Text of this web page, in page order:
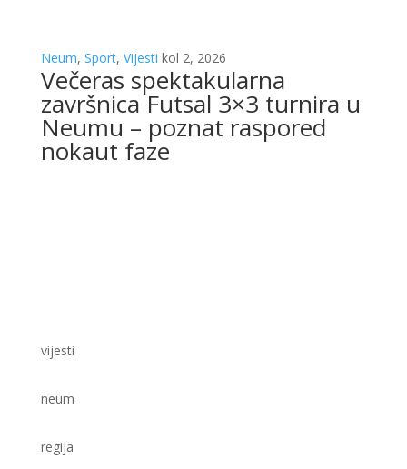
Neum, Sport, Vijesti kol 2, 2026
Večeras spektakularna
završnica Futsal 3×3 turnira u
Neumu – poznat raspored
nokaut faze
vijesti
neum
regija